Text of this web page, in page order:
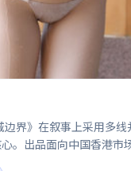
边界》在叙事上采用多线
。出品面向中国香港市
倪妮所饰角色推动关键